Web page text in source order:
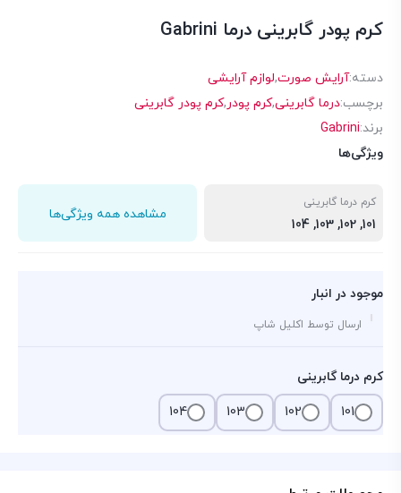
کرم پودر گابرینی درما Gabrini
دسته:آرایش صورت,لوازم آرایشی
برچسب:درما گابرینی,کرم پودر,کرم پودر گابرینی
برند:Gabrini
ویژگی‌ها
کرم درما گابرینی
101, 102, 103, 104
مشاهده همه ویژگی‌ها
موجود در انبار
ارسال توسط اکلیل شاپ
کرم درما گابرینی
101
102
103
104